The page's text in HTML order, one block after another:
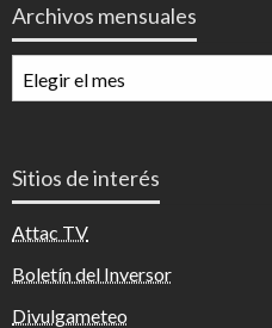
Archivos mensuales
mensuales
Sitios de interés
Attac TV
Boletín del Inversor
Divulgameteo